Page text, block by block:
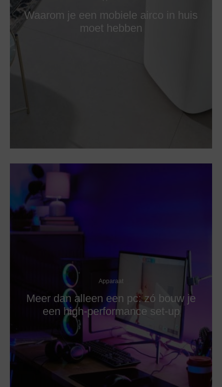
Waarom je een mobiele airco in huis
moet hebben
Apparaat
Meer dan alleen een pc: zó bouw je
een high-performance set-up